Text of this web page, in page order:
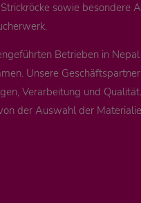
sowie besondere
Betrieben in
Unsere
Verarbeitung und
der Auswahl der